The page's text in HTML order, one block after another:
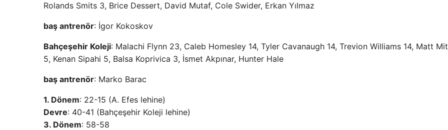
Rolands Smits 3, Brice Dessert, David Mutaf, Cole Swider, Erkan Yılmaz
baş antrenör: İgor Kokoskov
Bahçeşehir Koleji: Malachi Flynn 23, Caleb Homesley 14, Tyler Cavanaugh 14, Trevion Williams 14, Matt
5, Kenan Sipahi 5, Balsa Koprivica 3, İsmet Akpınar, Hunter Hale
baş antrenör: Marko Barac
1. Dönem: 22-15 (A. Efes lehine)
Devre: 40-41 (Bahçeşehir Koleji lehine)
3. Dönem: 58-58